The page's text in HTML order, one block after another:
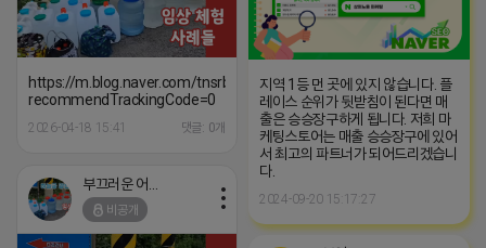
https://m.blog.naver.com/tnsrbfkddmsw/223529581047?
recommendTrackingCode=0
2026-04-18 15:41 댓글: 0개
지역 1등 먼 곳에 있지 않습니다. 플
레이스 순위가 뒷받침이 된다면 매
출은 승승장구하게 됩니다. 저희 마
케팅스토어는 매출 승승장구에 있어
서 최고의 파트너가 되어드리겠습니
다.
2024-09-20 15:17:27
비공개